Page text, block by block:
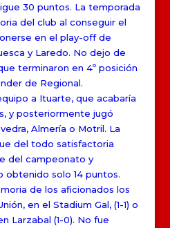
30 puntos. La temporada
del club al conseguir el
en el play-off de
y Laredo. No dejo de
terminaron en 4º posición
de Regional.
a Ituarte, que acabaría
y posteriormente jugó
Almería o Motril. La
del todo satisfactoria
del campeonato y
obtenido solo 14 puntos.
de los aficionados los
en el Stadium Gal, (1-1) o
Larzabal (1-0). No fue